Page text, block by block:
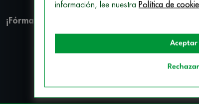
¡Fórmate en Cocineros y cocineras
Descarga gratis la guía formativa
información, lee nuestra Política de
Aceptar
Rechazar